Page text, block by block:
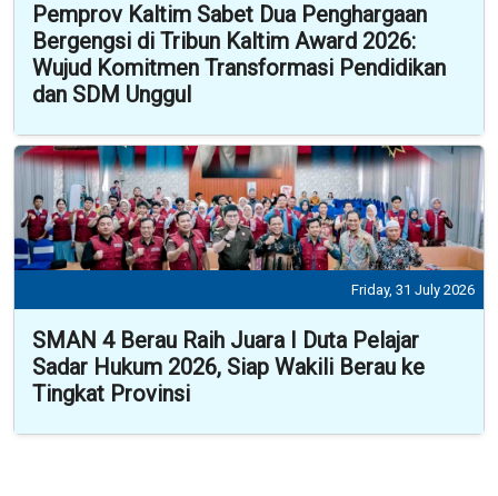
Pemprov Kaltim Sabet Dua Penghargaan
Bergengsi di Tribun Kaltim Award 2026:
Wujud Komitmen Transformasi Pendidikan
dan SDM Unggul
Friday, 31 July 2026
SMAN 4 Berau Raih Juara I Duta Pelajar
Sadar Hukum 2026, Siap Wakili Berau ke
Tingkat Provinsi